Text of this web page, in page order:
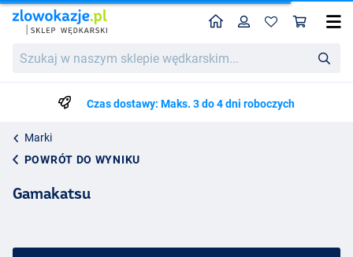
w
wędkarskim...
HomeProfil
Czas dostawy: Maks. 3 do 4 dni roboczych
Marki
POWRÓT DO WYNIKU
Gamakatsu